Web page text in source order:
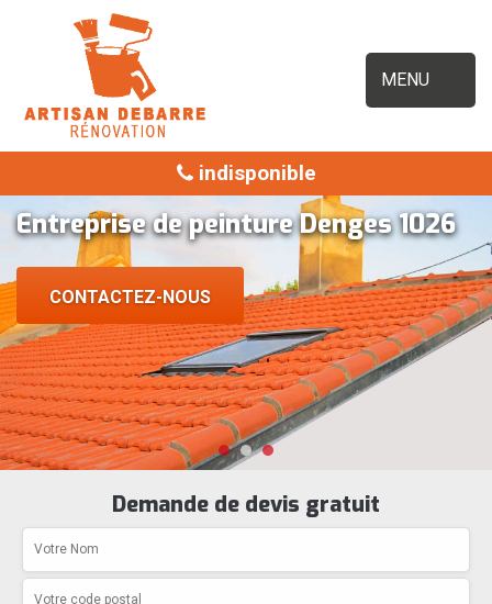
MENU
indisponible
Entreprise de peinture Denges 1026
CONTACTEZ-NOUS
Demande de devis gratuit